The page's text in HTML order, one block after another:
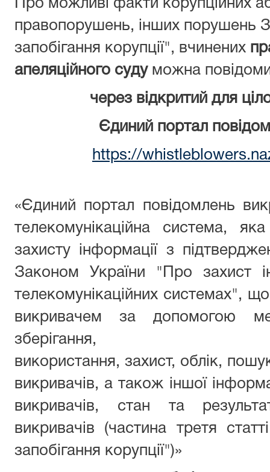
Про можливі факти корупційних
правопорушень, інших порушень
запобігання корупції", вчинених
апеляційного суду можна
через відкритий для
Єдиний портал
https://
«Єдиний портал повідомлень
телекомунікаційна система,
захисту інформації з
Законом України "Про захист
телекомунікаційних системах",
викривачем за допомогою
зберігання,
використання, захист, облік,
викривачів, а також іншої
викривачів, стан та
викривачів (частина третя
запобігання корупції")»